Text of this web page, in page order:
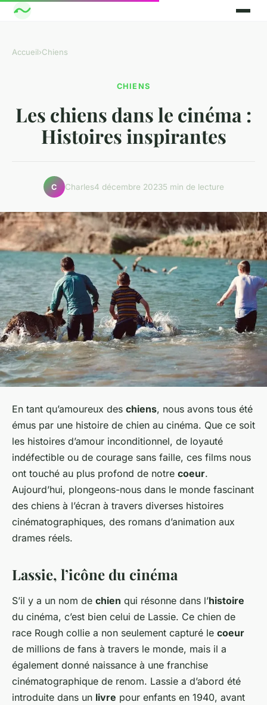
Accueil›Chiens
CHIENS
Les chiens dans le cinéma :
Histoires inspirantes
C Charles4 décembre 20235 min de lecture
En tant qu’amoureux des chiens, nous avons tous été
émus par une histoire de chien au cinéma. Que ce soit
les histoires d’amour inconditionnel, de loyauté
indéfectible ou de courage sans faille, ces films nous
ont touché au plus profond de notre coeur.
Aujourd’hui, plongeons-nous dans le monde fascinant
des chiens à l’écran à travers diverses histoires
cinématographiques, des romans d’animation aux
drames réels.
Lassie, l’icône du cinéma
S’il y a un nom de chien qui résonne dans l’histoire
du cinéma, c’est bien celui de Lassie. Ce chien de
race Rough collie a non seulement capturé le coeur
de millions de fans à travers le monde, mais il a
également donné naissance à une franchise
cinématographique de renom. Lassie a d’abord été
introduite dans un livre pour enfants en 1940, avant